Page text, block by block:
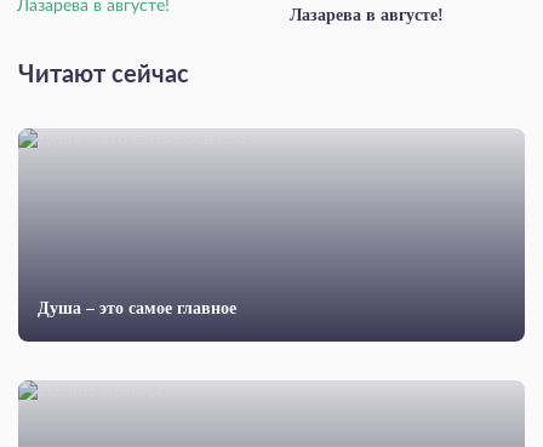
Лазарева в августе!
Читают сейчас
Душа – это самое главное